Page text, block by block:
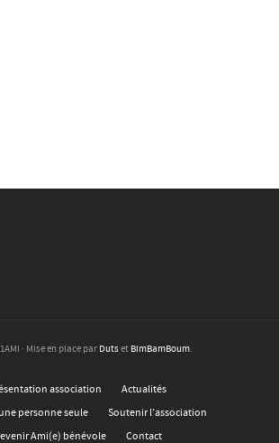
· Mise en place par Dutset BimBamBoum.
association
Actualités
personne seule
Soutenir l’association
Ami(e) bénévole
Contact